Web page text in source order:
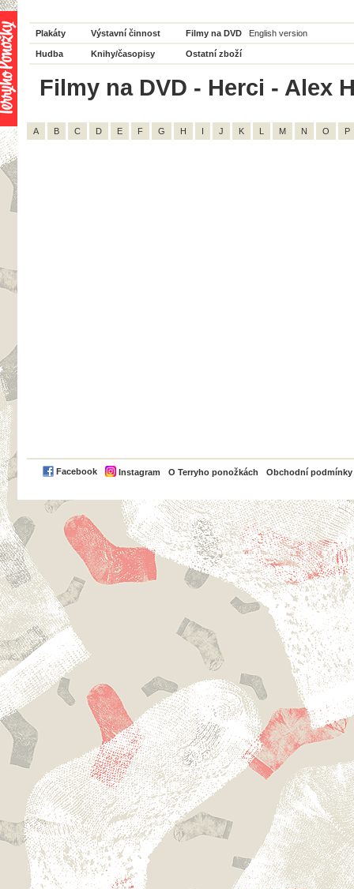
Plakáty Výstavní činnost Filmy na DVD English version
Hudba Knihy/časopisy Ostatní zboží
Filmy na DVD - Herci - Alex
A B C D E F G H I J K L M N O P
Facebook Instagram O Terryho ponožkách Obchodní podmínky
PayPal